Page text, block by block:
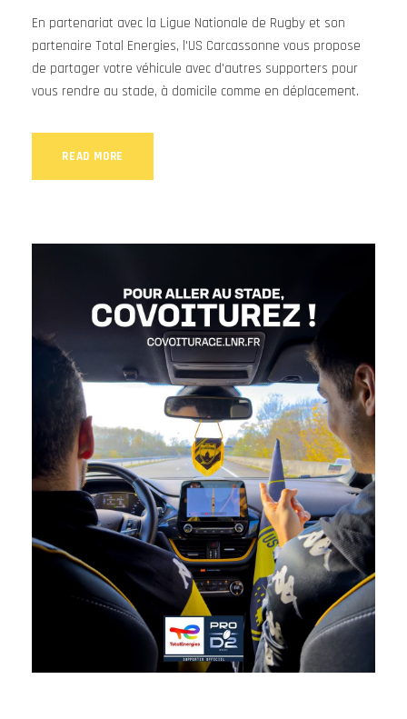
En partenariat avec la Ligue Nationale de Rugby et son
partenaire Total Energies, l'US Carcassonne vous propose
de partager votre véhicule avec d'autres supporters pour
vous rendre au stade, à domicile comme en déplacement.
READ MORE